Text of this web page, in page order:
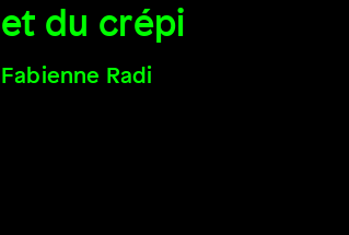
et du crépi
Fabienne Radi